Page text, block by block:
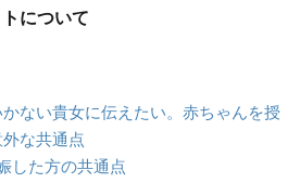
について
ない貴女に伝えたい。赤ちゃんを授
な共通点
した方の共通点